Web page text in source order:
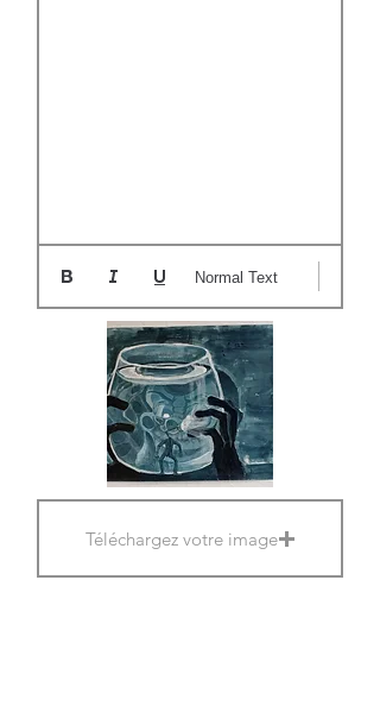
Normal Text
Téléchargez votre image